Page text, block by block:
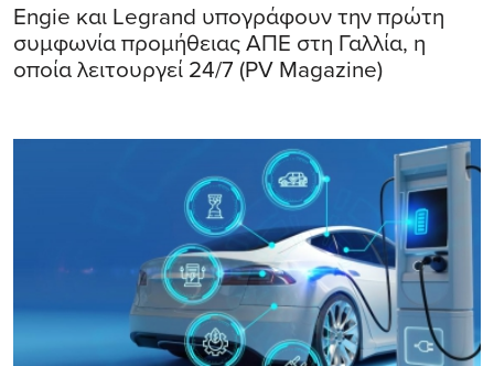
Engie και Legrand υπογράφουν την πρώτη
συμφωνία προμήθειας ΑΠΕ στη Γαλλία, η
οποία λειτουργεί 24/7 (PV Magazine)